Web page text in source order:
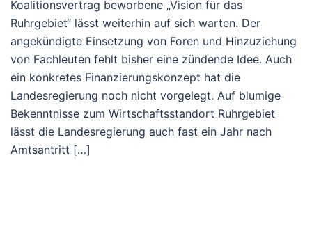
Koalitionsvertrag beworbene „Vision für das
Ruhrgebiet“ lässt weiterhin auf sich warten. Der
angekündigte Einsetzung von Foren und Hinzuziehung
von Fachleuten fehlt bisher eine zündende Idee. Auch
ein konkretes Finanzierungskonzept hat die
Landesregierung noch nicht vorgelegt. Auf blumige
Bekenntnisse zum Wirtschaftsstandort Ruhrgebiet
lässt die Landesregierung auch fast ein Jahr nach
Amtsantritt […]